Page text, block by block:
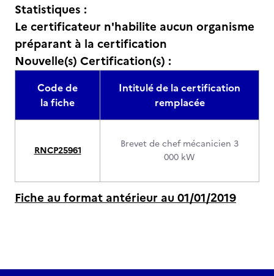
Statistiques :
Le certificateur n'habilite aucun organisme
préparant à la certification
Nouvelle(s) Certification(s) :
Code de
la fiche
Intitulé de la certification
remplacée
RNCP25961
Brevet de chef mécanicien 3
000 kW
Fiche au format antérieur au 01/01/2019